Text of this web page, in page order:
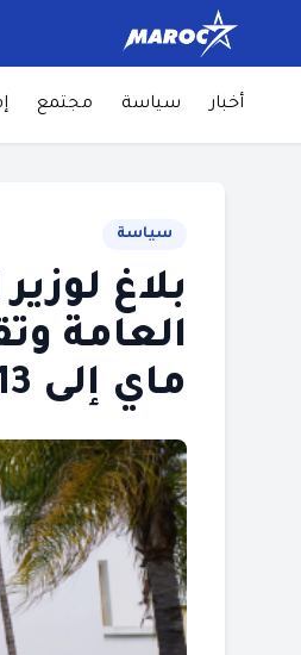
أخبار سياسة مجتمع
سياسة
بلاغ
ماي إلى 13 يونيو 2026